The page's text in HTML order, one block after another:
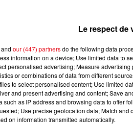
Le respect de
our (447) partnersdo the following data
information on a device; Use limited data to
personalised advertising; Measure
or combinations of data from different
to select personalised content; Use limited
and present advertising and content; Save
such as IP address and browsing data to offer
Use precise geolocation data; Match
on information transmitted automatically.